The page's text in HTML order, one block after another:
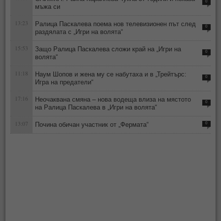
мъжа си
0
13:23
Ралица Паскалева поема нов телевизионен път след
раздялата с „Игри на волята“
0
15:53
Защо Ралица Паскалева сложи край на „Игри на
волята“
0
11:18
Наум Шопов и жена му се набутаха и в „Трейтърс:
Игра на предатели“
0
17:16
Неочаквана смяна – нова водеща влиза на мястото
на Ралица Паскалева в „Игри на волята“
0
13:07 Почина обичан участник от „Фермата“ 0